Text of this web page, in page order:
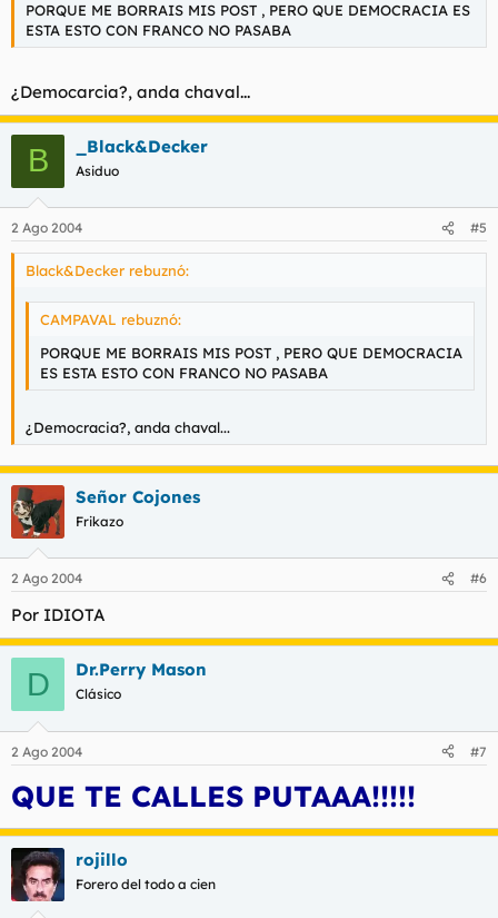
PORQUE ME BORRAIS MIS POST , PERO QUE DEMOCRACIA ES
ESTA ESTO CON FRANCO NO PASABA
¿Democarcia?, anda chaval...
B _Black&Decker
Asiduo
2 Ago 2004 #5
Black&Decker rebuznó:
CAMPAVAL rebuznó:
PORQUE ME BORRAIS MIS POST , PERO QUE DEMOCRACIA
ES ESTA ESTO CON FRANCO NO PASABA
¿Democracia?, anda chaval...
Señor Cojones
Frikazo
2 Ago 2004 #6
Por IDIOTA
D Dr.Perry Mason
Clásico
2 Ago 2004 #7
QUE TE CALLES PUTAAA!!!!!
rojillo
Forero del todo a cien